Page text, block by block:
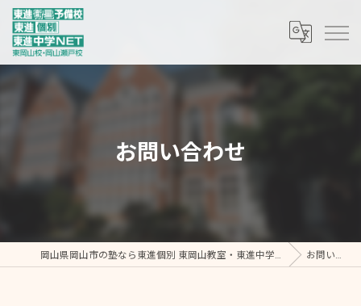
お問い合わせ
岡山県岡山市の塾なら東進個別 東岡山教室・東進中学NET/東進衛星予備校 東岡山校 お問い合わせ